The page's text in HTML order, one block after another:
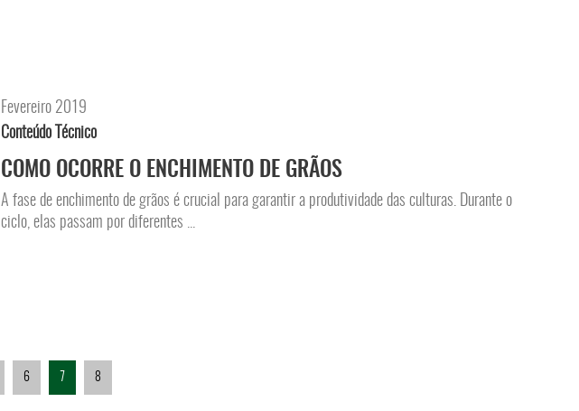
Fevereiro 2019
Conteúdo Técnico
COMO OCORRE O ENCHIMENTO DE GRÃOS
A fase de enchimento de grãos é crucial para garantir a produtividade das culturas. Durante o
ciclo, elas passam por diferentes ...
6 7 8